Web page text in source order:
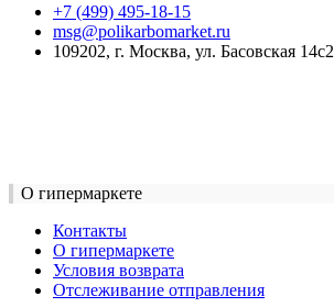
+7 (499) 495-18-15
msg@polikarbomarket.ru
109202, г. Москва, ул. Басовская 14с2
О гипермаркете
Контакты
О гипермаркете
Условия возврата
Отслеживание отправления